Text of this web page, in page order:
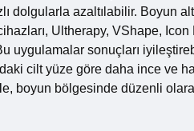
azaltılabilir. Boyun
Ultherapy, VShape,
uygulamalar sonuçları
cilt yüze göre daha ince ve
boyun bölgesinde düzenli